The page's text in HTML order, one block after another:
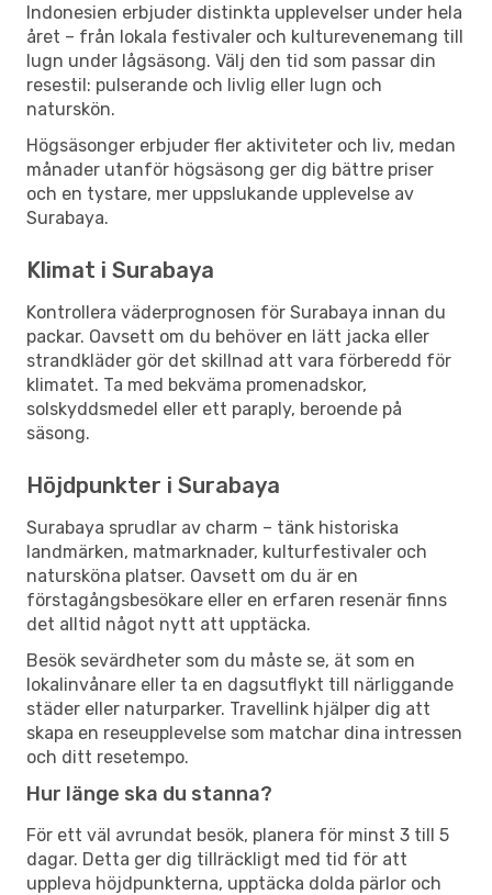
Indonesien erbjuder distinkta upplevelser under hela
året – från lokala festivaler och kulturevenemang till
lugn under lågsäsong. Välj den tid som passar din
resestil: pulserande och livlig eller lugn och
naturskön.
Högsäsonger erbjuder fler aktiviteter och liv, medan
månader utanför högsäsong ger dig bättre priser
och en tystare, mer uppslukande upplevelse av
Surabaya.
Klimat i Surabaya
Kontrollera väderprognosen för Surabaya innan du
packar. Oavsett om du behöver en lätt jacka eller
strandkläder gör det skillnad att vara förberedd för
klimatet. Ta med bekväma promenadskor,
solskyddsmedel eller ett paraply, beroende på
säsong.
Höjdpunkter i Surabaya
Surabaya sprudlar av charm – tänk historiska
landmärken, matmarknader, kulturfestivaler och
natursköna platser. Oavsett om du är en
förstagångsbesökare eller en erfaren resenär finns
det alltid något nytt att upptäcka.
Besök sevärdheter som du måste se, ät som en
lokalinvånare eller ta en dagsutflykt till närliggande
städer eller naturparker. Travellink hjälper dig att
skapa en reseupplevelse som matchar dina intressen
och ditt resetempo.
Hur länge ska du stanna?
För ett väl avrundat besök, planera för minst 3 till 5
dagar. Detta ger dig tillräckligt med tid för att
uppleva höjdpunkterna, upptäcka dolda pärlor och